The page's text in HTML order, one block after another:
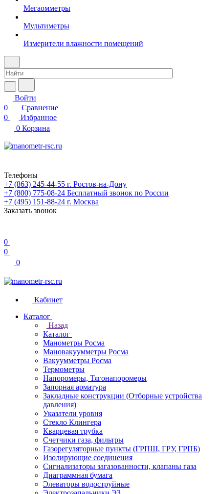
Мегаомметры
Мультиметры
Измерители влажности помещений
Войти
0
Сравнение
0
Избранное
0 Корзина
Телефоны
+7 (863) 245-44-55 г. Ростов-на-Дону
+7 (800) 775-08-24 Бесплатный звонок по России
+7 (495) 151-88-24 г. Москва
Заказать звонок
0
0
0
Кабинет
Каталог
Назад
Каталог
Манометры Росма
Мановакуумметры Росма
Вакуумметры Росма
Термометры
Напоромеры, Тягонапоромеры
Запорная арматура
Закладные конструкции (Отборные устройства
давления)
Указатели уровня
Стекло Клингера
Кварцевая трубка
Счетчики газа, фильтры
Газорегуляторные пункты (ГРПШ, ГРУ, ГРПБ)
Изолирующие соединения
Сигнализаторы загазованности, клапаны газа
Диаграммная бумага
Элеваторы водоструйные